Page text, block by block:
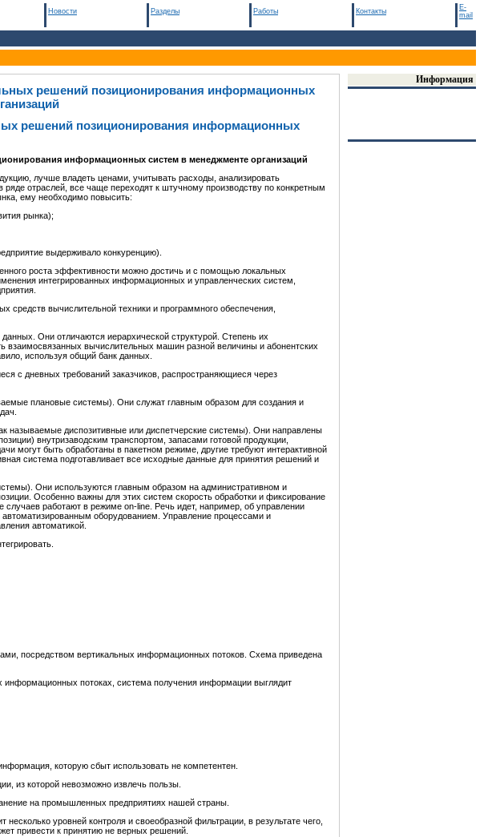
Новости Разделы Работы Контакты
E-
mail
решений позиционирования информационных
решений позиционирования информационных
информационных систем в менеджменте организаций
лучше владеть ценами, учитывать расходы, анализировать
отраслей, все чаще переходят к штучному производству по конкретным
ему необходимо повысить:
рынка);
выдерживало конкуренцию).
роста эффективности можно достичь и с помощью локальных
интегрированных информационных и управленческих систем,
вычислительной техники и программного обеспечения,
Они отличаются иерархической структурой. Степень их
вычислительных машин разной величины и абонентских
используя общий банк данных.
с дневных требований заказчиков, распространяющиеся через
плановые системы). Они служат главным образом для создания и
называемые диспозитивные или диспетчерские системы). Они направлены
внутризаводским транспортом, запасами готовой продукции,
могут быть обработаны в пакетном режиме, другие требуют интерактивной
система подготавливает все исходные данные для принятия решений и
Они используются главным образом на административном и
Особенно важны для этих систем скорость обработки и фиксирование
случаев работают в режиме on-line. Речь идет, например, об управлении
автоматизированным оборудованием. Управление процессами и
автоматикой.
посредством вертикальных информационных потоков. Схема приведена
потоках, система получения информации выглядит
которую сбыт использовать не компетентен.
из которой невозможно извлечь пользы.
на промышленных предприятиях нашей страны.
уровней контроля и своеобразной фильтрации, в результате чего,
привести к принятию не верных решений.
Информация